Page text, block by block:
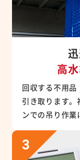
高
回収する不用
引き取ります。
ンでの吊り作業